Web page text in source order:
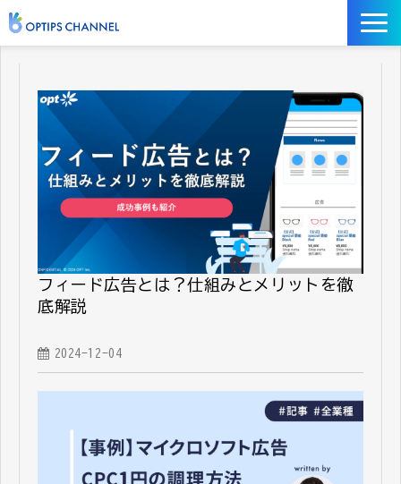
お役立ち資料
イベント
サービス／ツール
フィード広告とは？仕組みとメリットを徹
底解説
2024-12-04